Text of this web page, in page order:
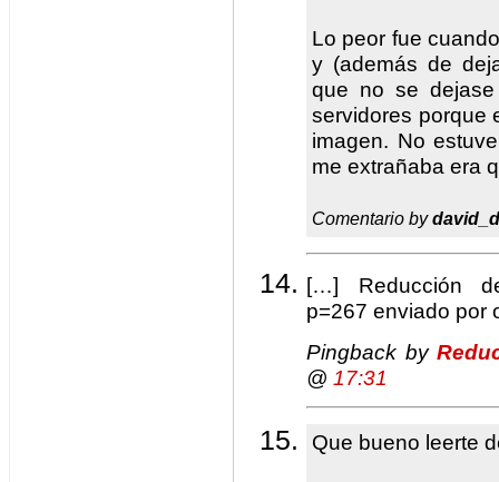
Lo peor fue
y (además de
que no se
servidores porque
imagen. No
me extrañaba era
Comentario by
[…] Reducción de
p=267 enviado
Pingback by
@ 17:31
Que bueno leerte